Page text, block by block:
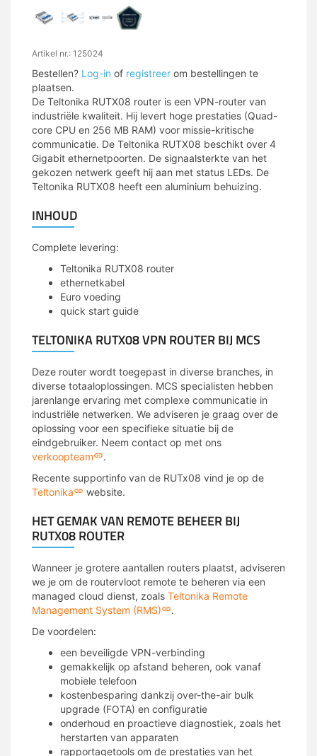
Artikel nr.: 125024
Bestellen? Log-in of registreer om bestellingen te
plaatsen.
De Teltonika RUTX08 router is een VPN-router van
industriële kwaliteit. Hij levert hoge prestaties (Quad-
core CPU en 256 MB RAM) voor missie-kritische
communicatie. De Teltonika RUTX08 beschikt over 4
Gigabit ethernetpoorten. De signaalsterkte van het
gekozen netwerk geeft hij aan met status LEDs. De
Teltonika RUTX08 heeft een aluminium behuizing.
INHOUD
Complete levering:
Teltonika RUTX08 router
ethernetkabel
Euro voeding
quick start guide
TELTONIKA RUTX08 VPN ROUTER BIJ MCS
Deze router wordt toegepast in diverse branches, in
diverse totaaloplossingen. MCS specialisten hebben
jarenlange ervaring met complexe communicatie in
industriële netwerken. We adviseren je graag over de
oplossing voor een specifieke situatie bij de
eindgebruiker. Neem contact op met ons
verkoopteam
.
Recente supportinfo van de RUTx08 vind je op de
Teltonika
website.
HET GEMAK VAN REMOTE BEHEER BIJ
RUTX08 ROUTER
Wanneer je grotere aantallen routers plaatst, adviseren
we je om de routervloot remote te beheren via een
managed cloud dienst, zoals Teltonika Remote
Management System (RMS)
.
De voordelen:
een beveiligde VPN-verbinding
gemakkelijk op afstand beheren, ook vanaf
mobiele telefoon
kostenbesparing dankzij over-the-air bulk
upgrade (FOTA) en configuratie
onderhoud en proactieve diagnostiek, zoals het
herstarten van apparaten
rapportagetools om de prestaties van het